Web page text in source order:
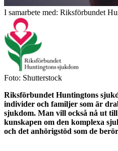
I samarbete med: Riksförbundet
Foto: Shutterstock
Riksförbundet Huntingtons
individer och familjer som är
sjukdom. Man vill också nå ut
kunskapen om den komplexa
och det anhörigstöd som de